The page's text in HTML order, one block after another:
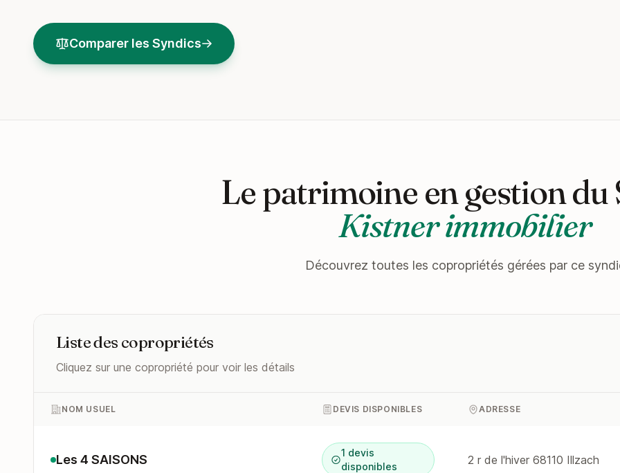
Comparer les Syndics
Le patrimoine en gestion du
Kistner immobilier
Découvrez toutes les copropriétés gérées par ce
Liste des copropriétés
Cliquez sur une copropriété pour voir les détails
NOM USUEL DEVIS DISPONIBLES ADRESSE
Les 4 SAISONS
1 devis
disponibles
2 r de l'hiver 68110 Illzach